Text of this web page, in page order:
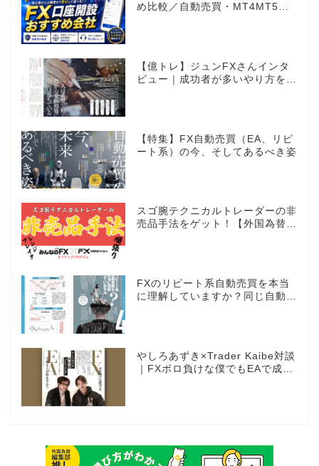
め比較／自動売買・MT4MT5対
【億トレ】ジュンFXさんインタ
ビュー｜成功者が多いやり方を選
【特集】FX自動売買（EA、リピ
ート系）の今、そしてあるべき姿
スゴ腕テクニカルトレーダーの非
売品手法をゲット！【外国為替×
FXのリピート系自動売買を本当
に理解していますか？同じ自動売
やしろあずき×Trader Kaibe対談
｜FXボロ負けな僕でもEAで成り